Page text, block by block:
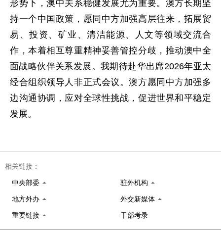
形势下，澳中关系稳健发展尤为重要。澳方长期坚
持一个中国政策，愿同中方加强高层往来，拓展贸
易、投资、矿业、清洁能源、人文等领域交流合
作，本着相互尊重精神妥善管控分歧，推动澳中全
面战略伙伴关系发展。我期待赴华出席2026年亚太
经合组织领导人非正式会议。澳方愿同中方加强多
边沟通协调，应对全球性挑战，促进世界和平稳定
发展。
相关链接：
中央部委 驻外机构
地方外办 外交新媒体
重要链接 干部考录